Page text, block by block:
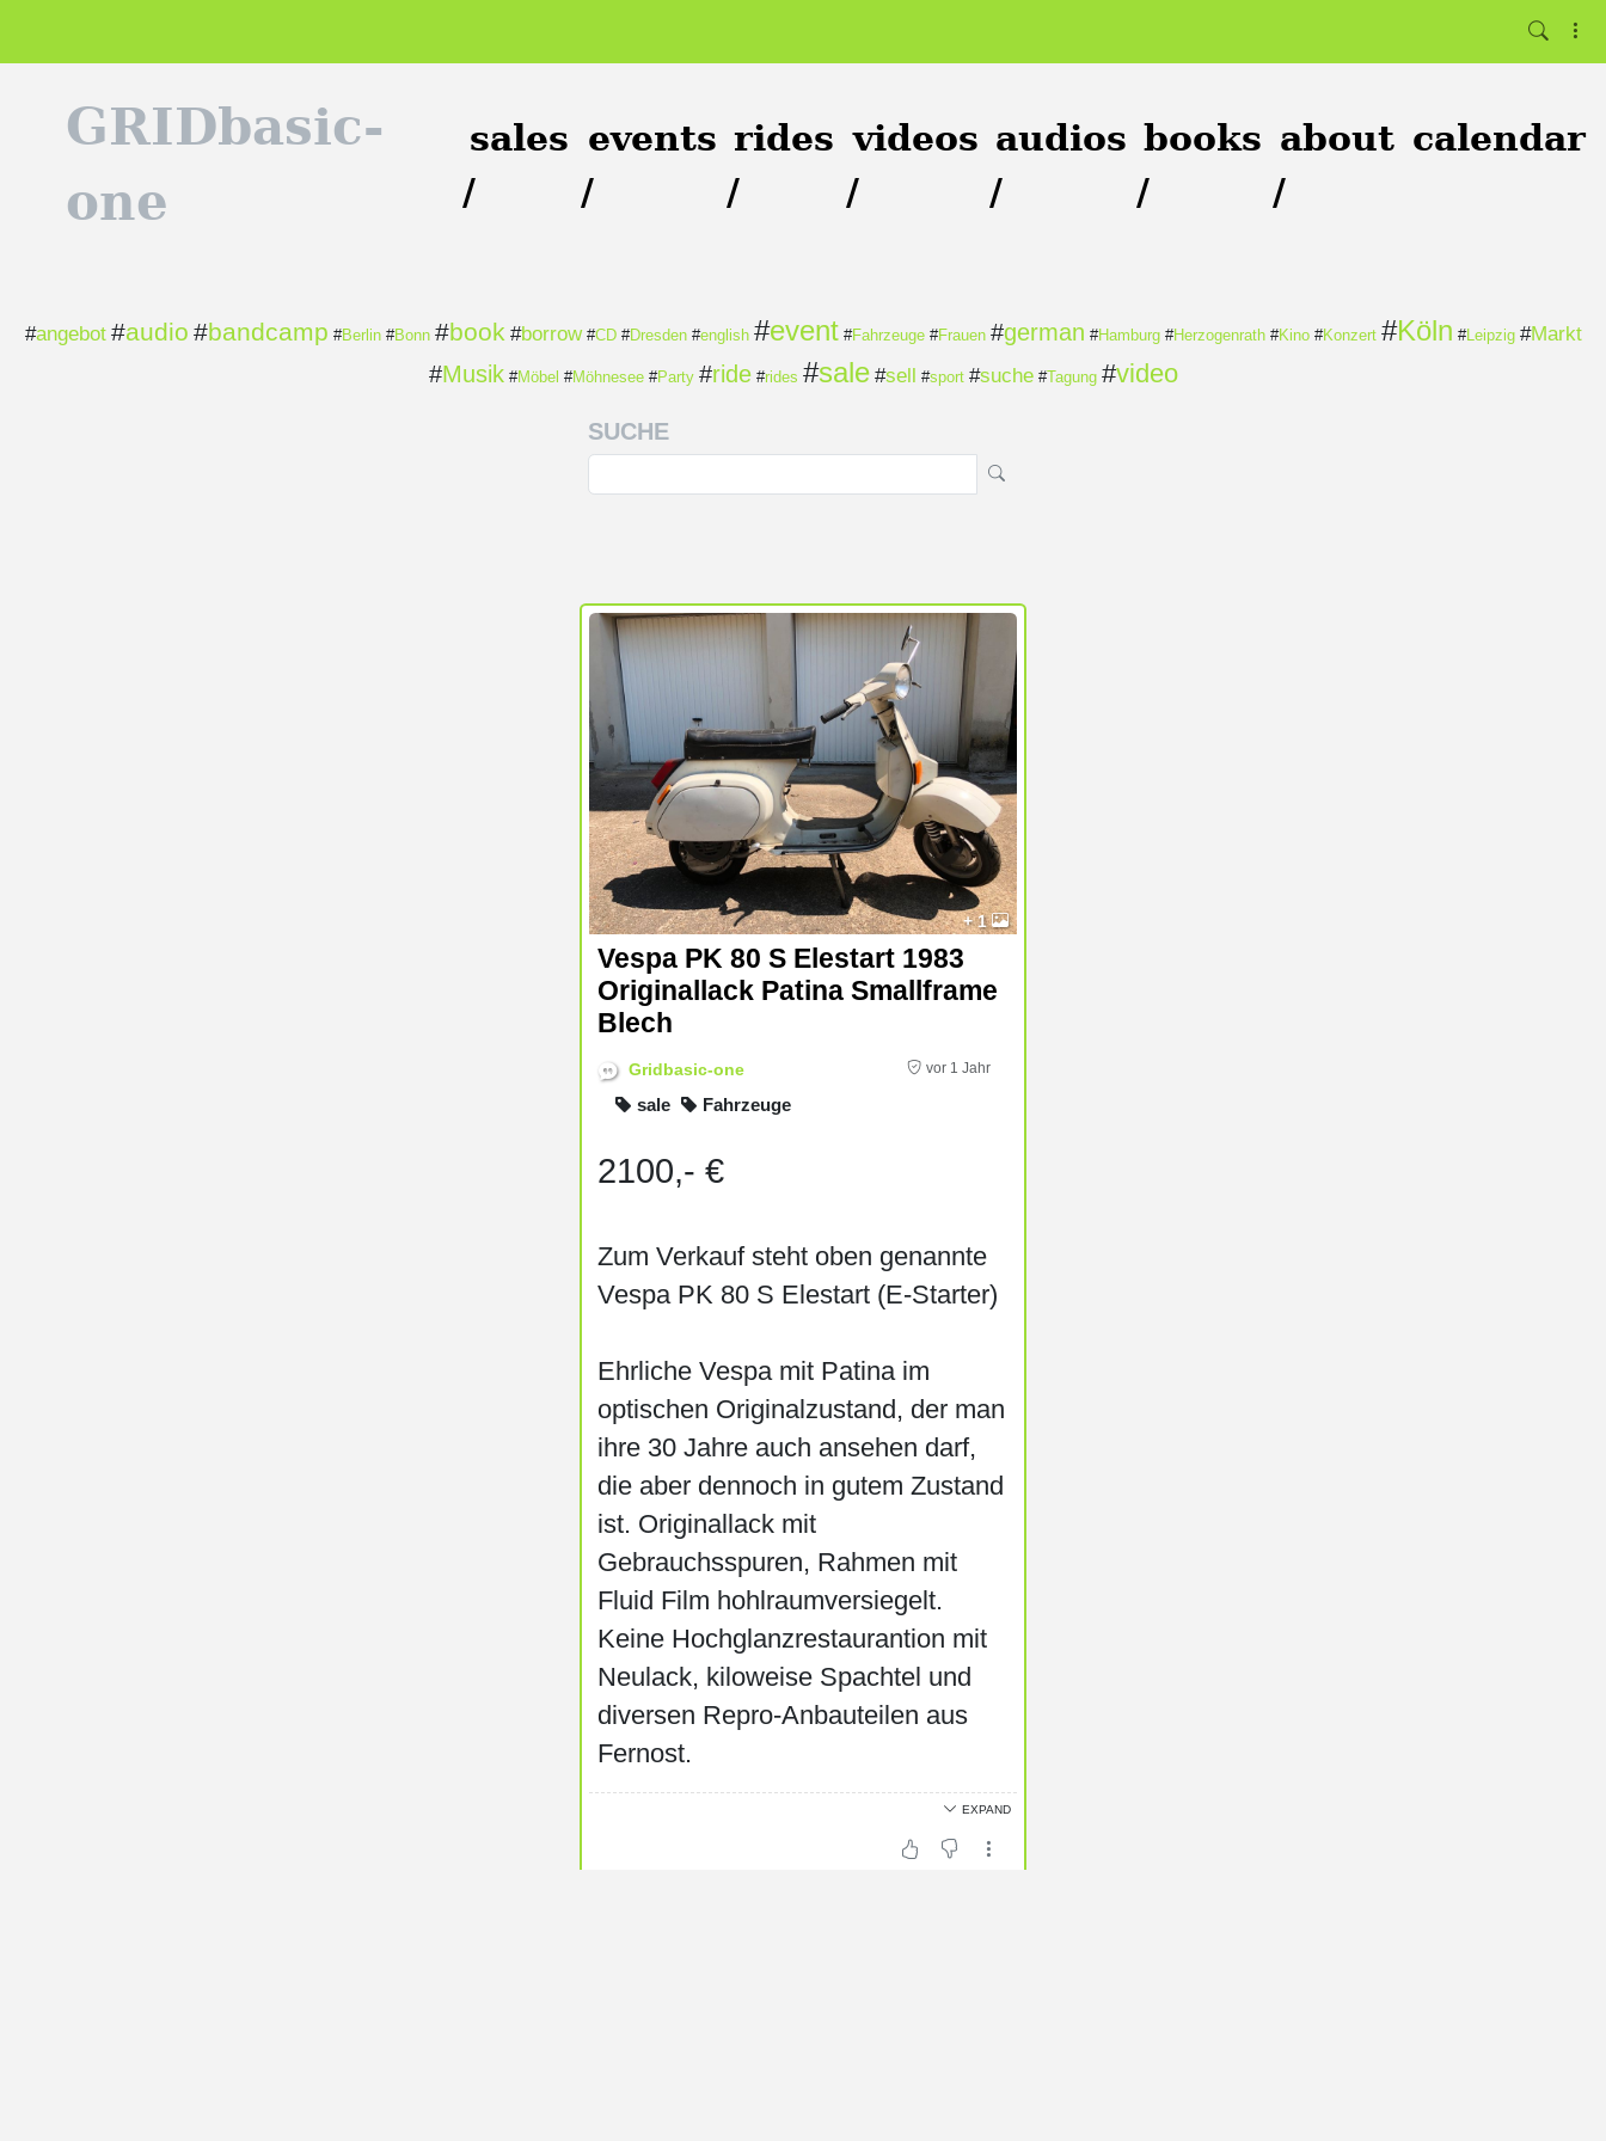
GRIDbasic-
one
sales
/
events
/
rides
/
videos
/
audios
/
books
/
about
/
calendar
#angebot #audio #bandcamp #Berlin #Bonn #book #borrow #CD #Dresden #english #event #Fahrzeuge #Frauen #german #Hamburg #Herzogenrath #Kino #Konzert #Köln #Leipzig #Markt
#Musik #Möbel #Möhnesee #Party #ride #rides #sale #sell #sport #suche #Tagung #video
SUCHE
+ 1
Vespa PK 80 S Elestart 1983
Originallack Patina Smallframe
Blech
Gridbasic-one vor 1 Jahr
sale Fahrzeuge
2100,- €
Zum Verkauf steht oben genannte
Vespa PK 80 S Elestart (E-Starter)
Ehrliche Vespa mit Patina im
optischen Originalzustand, der man
ihre 30 Jahre auch ansehen darf,
die aber dennoch in gutem Zustand
ist. Originallack mit
Gebrauchsspuren, Rahmen mit
Fluid Film hohlraumversiegelt.
Keine Hochglanzrestaurantion mit
Neulack, kiloweise Spachtel und
diversen Repro-Anbauteilen aus
Fernost.
EXPAND